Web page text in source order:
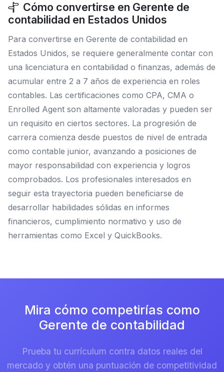
Cómo convertirse en Gerente de
contabilidad en Estados Unidos
Para convertirse en Gerente de contabilidad en
Estados Unidos, se requiere generalmente contar con
una licenciatura en contabilidad o finanzas, además de
acumular entre 2 a 7 años de experiencia en roles
contables. Las certificaciones como CPA, CMA o
Enrolled Agent son altamente valoradas y pueden ser
un requisito en ciertos sectores. La progresión de
carrera comienza desde puestos de nivel de entrada
como contable junior, avanzando a posiciones de
mayor responsabilidad con experiencia y logros
comprobados. Los profesionales interesados en
seguir esta trayectoria pueden beneficiarse de
desarrollar habilidades sólidas en informes
financieros, cumplimiento normativo y uso de
herramientas como Excel y QuickBooks.
Mira cómo competirías como
Gerente de contabilidad
Prueba tu currículum contra datos reales del
mercado y obtén una puntuación de competitividad